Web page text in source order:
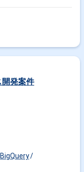
開発案件
BigQuery